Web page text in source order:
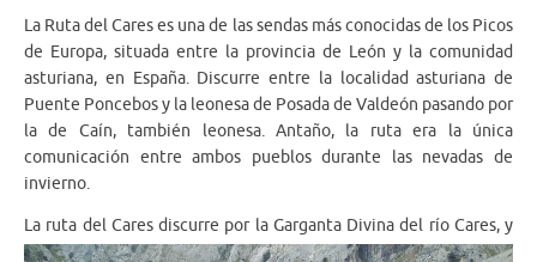
La Ruta del Cares es una de las sendas más conocidas de los Picos
de Europa, situada entre la provincia de León y la comunidad
asturiana, en España. Discurre entre la localidad asturiana de
Puente Poncebos y la leonesa de Posada de Valdeón pasando por
la de Caín, también leonesa. Antaño, la ruta era la única
comunicación entre ambos pueblos durante las nevadas de
invierno.
La ruta del Cares discurre por la Garganta Divina del río Cares, y